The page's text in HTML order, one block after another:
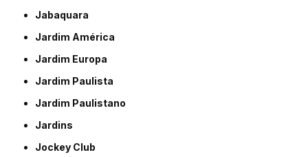
Jabaquara
Jardim América
Jardim Europa
Jardim Paulista
Jardim Paulistano
Jardins
Jockey Club